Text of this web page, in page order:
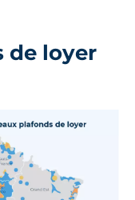
de loyer